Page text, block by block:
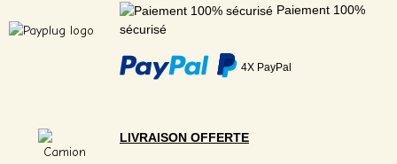
Paiement 100%
sécurisé
4X PayPal
LIVRAISON OFFERTE